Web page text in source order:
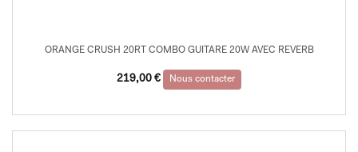
ORANGE CRUSH 20RT COMBO GUITARE 20W AVEC REVERB
219,00 € Nous contacter